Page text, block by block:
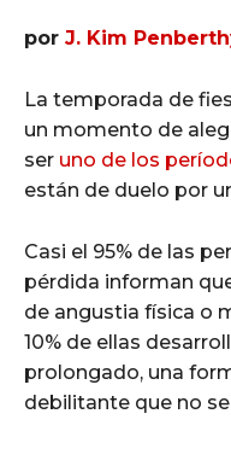
por J. Kim
La temporada de
un momento de
ser uno de los
están de duelo por
Casi el 95% de las
pérdida informan
de angustia física o
10% de ellas
prolongado, una
debilitante que no